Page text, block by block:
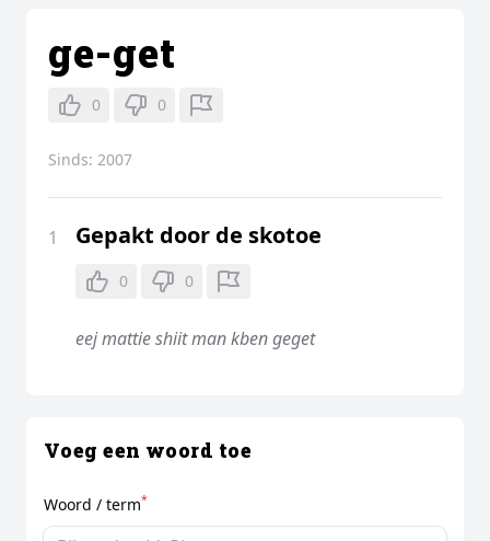
ge-get
0 0
Sinds: 2007
1 Gepakt door de skotoe
0 0
eej mattie shiit man kben geget
Voeg een woord toe
Woord / term*